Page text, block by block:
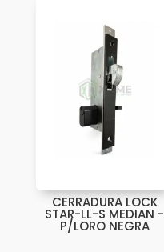
CERRADURA LOCK
STAR-LL-S MEDIAN -
P/LORO NEGRA